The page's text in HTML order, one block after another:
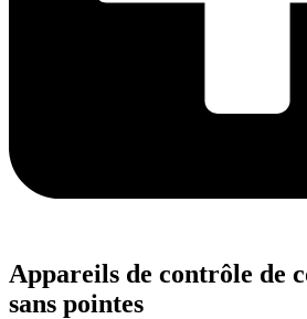
Appareils de contrôle de
sans pointes